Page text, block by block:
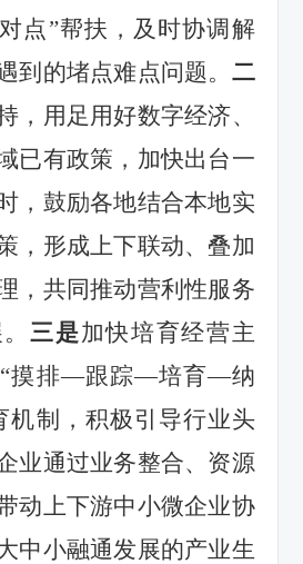
点 ”帮扶， 及时协调 解
到的堵点难点问题。 二
， 用足用好数字经济、
已有政策，加快出台一
， 鼓励各地结合本地实
，形成上下联动、 叠加
， 共同推动营利性服务
。三是加快培育经营主
“摸排—跟踪—培育—纳
机制 ， 积极引导行业头
业通过业务整合、资源
动上下游中小微企业协
中小融通发展的产业生